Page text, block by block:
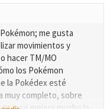
me gusta
movimientos y
hacer TM/MO
los Pokémon
la Pokédex esté
muy completo, sobre